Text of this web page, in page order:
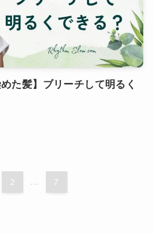
た髪】ブリーチして明るく
2 ... 7